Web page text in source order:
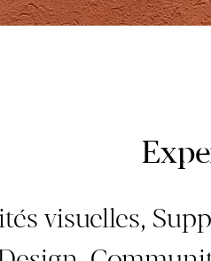
visuelles,